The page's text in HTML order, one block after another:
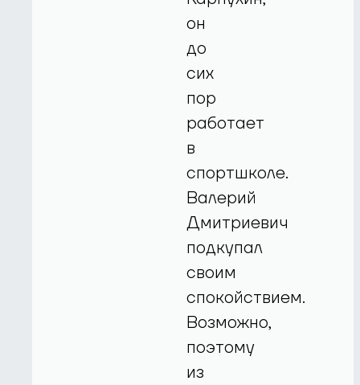
он
до
сих
пор
работает
в
спортшколе.
Валерий
Дмитриевич
подкупал
своим
спокойствием.
Возможно,
поэтому
из